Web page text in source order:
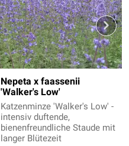
Nepeta x faassenii
'Walker's Low'
Katzenminze 'Walker's Low' -
intensiv duftende,
bienenfreundliche Staude mit
langer Blütezeit